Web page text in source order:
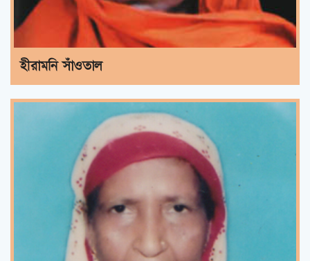
হীরামনি সাঁওতাল